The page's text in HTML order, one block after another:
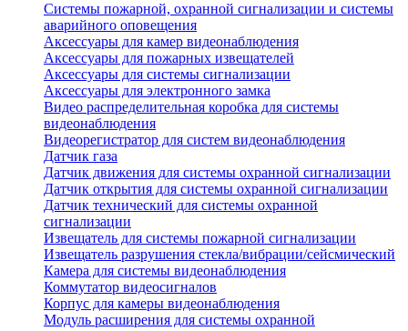
Системы пожарной, охранной сигнализации и системы
аварийного оповещения
Аксессуары для камер видеонаблюдения
Аксессуары для пожарных извещателей
Аксессуары для системы сигнализации
Аксессуары для электронного замка
Видео распределительная коробка для системы
видеонаблюдения
Видеорегистратор для систем видеонаблюдения
Датчик газа
Датчик движения для системы охранной сигнализации
Датчик открытия для системы охранной сигнализации
Датчик технический для системы охранной
сигнализации
Извещатель для системы пожарной сигнализации
Извещатель разрушения стекла/вибрации/сейсмический
Камера для системы видеонаблюдения
Коммутатор видеосигналов
Корпус для камеры видеонаблюдения
Модуль расширения для системы охранной